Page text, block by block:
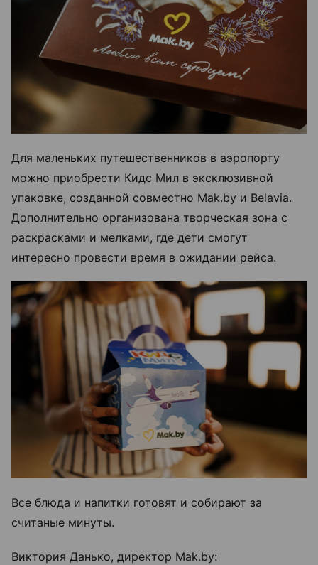
Для маленьких путешественников в аэропорту
можно приобрести Кидс Мил в эксклюзивной
упаковке, созданной совместно Mak.by и Belavia.
Дополнительно организована творческая зона с
раскрасками и мелками, где дети смогут
интересно провести время в ожидании рейса.
Все блюда и напитки готовят и собирают за
считаные минуты.
Виктория Данько, директор Mak.by: